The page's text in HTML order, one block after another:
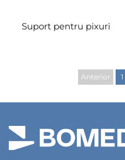
Suport pentru pixuri
Anterior 1